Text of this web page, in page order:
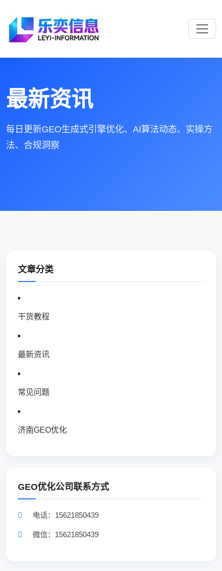
最新资讯
每日更新GEO生成式引擎优化、AI算法动态、实操方
法、合规洞察
文章分类
干货教程
最新资讯
常见问题
济南GEO优化
GEO优化公司联系方式
电话：15621850439
微信：15621850439